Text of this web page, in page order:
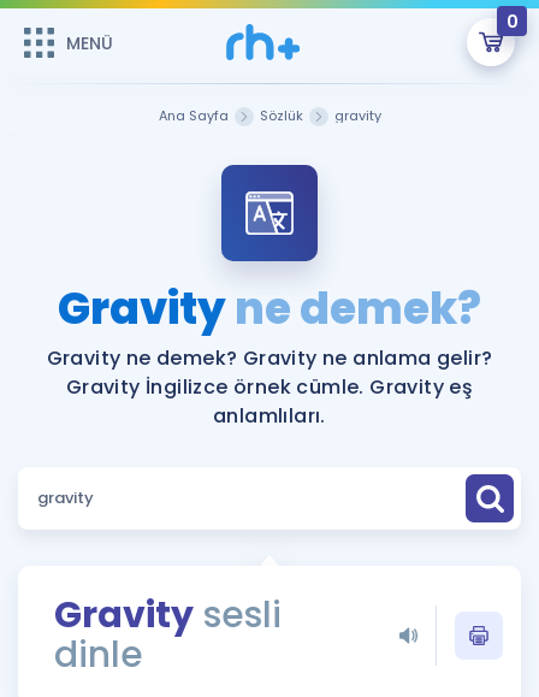
MENÜ
0
Şifremi Hatırlamıyorum
ÜYE DEĞİLİM
Sepetin Şu An Boş.
Remzi Hoca ile seni sınava hazırlayacak onlarca eğitim seni
bekliyor!
MENÜ
Katılımcı Görüşleri
Faydalı Araçlar
Sözlük
Rehberlik Aracı
ÖSYM Sınav Takvimi
Hakkımızda
Ana Sayfa Sözlük gravity
Gravityne demek?
Gravity ne demek? Gravity ne anlama gelir?
Gravity İngilizce örnek cümle. Gravity eş
anlamlıları.
Gravity sesli
dinle